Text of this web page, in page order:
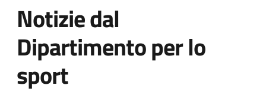
Notizie dal
Dipartimento per lo
sport